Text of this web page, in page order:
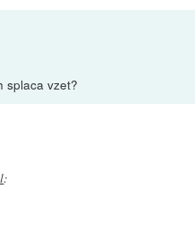
splaca vzet?
: